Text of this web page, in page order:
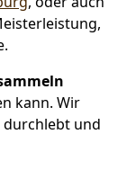
kann. Wir
durchlebt und